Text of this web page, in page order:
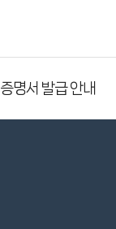
증명서 발급 안내